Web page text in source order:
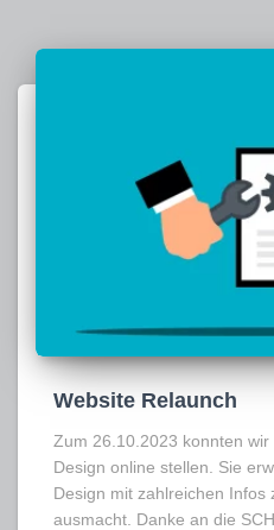
Website Relaunch
Zum 26.10.2023 konnten
Design online stellen. Sie
Design mit zahlreichen Infos
ausmacht. Danke an die